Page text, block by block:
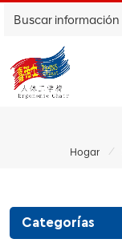
Hogar /
Categorías